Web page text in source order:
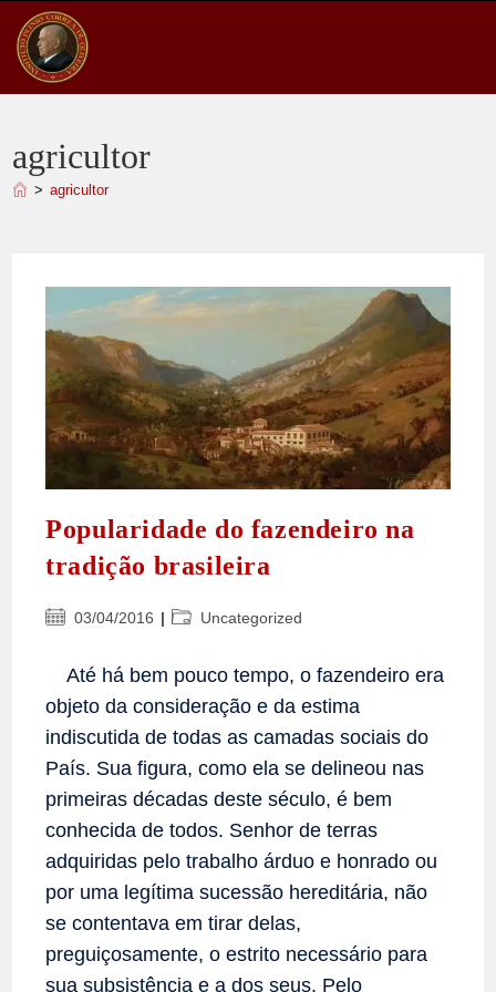
para
conteúdo
agricultor
> agricultor
Popularidade do fazendeiro na
tradição brasileira
Post03/04/2016
Categoria
Uncategorized
Até há bem pouco tempo, o fazendeiro era
objeto da consideração e da estima
indiscutida de todas as camadas sociais do
País. Sua figura, como ela se delineou nas
primeiras décadas deste século, é bem
conhecida de todos. Senhor de terras
adquiridas pelo trabalho árduo e honrado ou
por uma legítima sucessão hereditária, não
se contentava em tirar delas,
preguiçosamente, o estrito necessário para
sua subsistência e a dos seus. Pelo